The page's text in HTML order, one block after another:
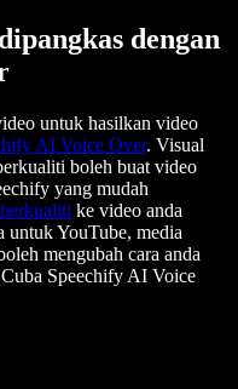
dengan
untuk hasilkan video
AI Voice Over. Visual
boleh buat video
yang mudah
ke video anda
untuk YouTube, media
mengubah cara anda
Speechify AI Voice